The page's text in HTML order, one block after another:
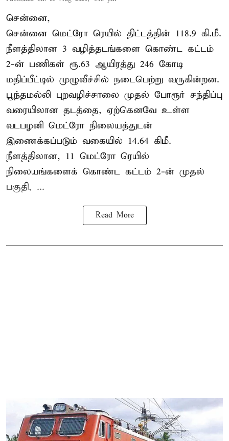
சென்னை,
சென்னை மெட்ரோ ரெயில் திட்டத்தின் 118.9 கி.மீ.
நீளத்திலான 3 வழித்தடங்களை கொண்ட கட்டம்
2-ன் பணிகள் ரூ.63 ஆயிரத்து 246 கோடி
மதிப்பீட்டில் முழுவீச்சில் நடைபெற்று வருகின்றன.
பூந்தமல்லி புறவழிச்சாலை முதல் போரூர் சந்திப்பு
வரையிலான தடத்தை, ஏற்கெனவே உள்ள
வடபழனி மெட்ரோ நிலையத்துடன்
இணைக்கப்படும் வகையில் 14.64 கிமீ.
நீளத்திலான, 11 மெட்ரோ ரெயில்
நிலையங்களைக் கொண்ட கட்டம் 2-ன் முதல்
பகுதி, ...
Read More